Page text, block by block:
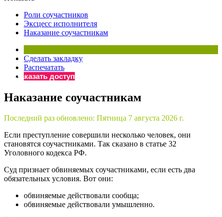
Бератор
«Практическая энциклопедия бухгалтера»
Материалы электронного журнала
«Нормативные акты для бухгалтера»
Материалы электронного журнала
«Практическая бухгалтерия»
Онлайн-сервисы «Учетная политика» и «Алгоритмы для
Роли соучастников
Эксцесс исполнителя
Наказание соучастникам
Сделать закладку
Распечатать
Заказать доступ
Наказание соучастникам
Последний раз обновлено: Пятница 7 августа 2026 г.
Если преступление совершили несколько человек, они
становятся соучастниками. Так сказано в статье 32
Уголовного кодекса РФ.
Суд признает обвиняемых соучастниками, если есть два
обязательных условия. Вот они:
обвиняемые действовали сообща;
обвиняемые действовали умышленно.